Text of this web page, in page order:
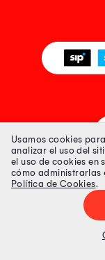
Tiendas Peruanas
Precios disponibles
Usamos cookies
analizar el uso del
el uso de cookies en
cómo administrarlas
Política de Cookies.